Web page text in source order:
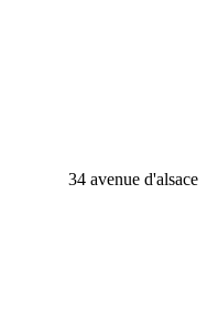
34 avenue d'alsace